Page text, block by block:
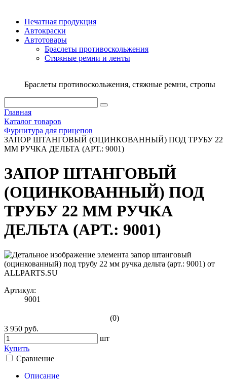
Печатная продукция
Автокраски
Автотовары
Браслеты противоскольжения
Стяжныe ремни и ленты
Браслеты противоскольжения, стяжные ремни, стропы
Главная
Каталог товаров
Фурнитура для прицепов
ЗАПОР ШТАНГОВЫЙ (ОЦИНКОВАННЫЙ) ПОД ТРУБУ 22
ММ РУЧКА ДЕЛЬТА (АРТ.: 9001)
ЗАПОР ШТАНГОВЫЙ
(ОЦИНКОВАННЫЙ) ПОД
ТРУБУ 22 ММ РУЧКА
ДЕЛЬТА (АРТ.: 9001)
Артикул:
9001
(0)
3 950 руб.
шт
Купить
Сравнение
Описание